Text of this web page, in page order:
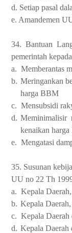
d. Setiap pasal
e. Amandemen
34. Bantuan
pemerintah
a. Memberantas
b. Meringankan
harga BBM
c. Mensubsidi
d. Meminimalisir
kenaikan
e. Mengatasi
35. Susunan
UU no 22 Th
a. Kepala
b. Kepala
c. Kepala Daerah
d. Kepala Daerah